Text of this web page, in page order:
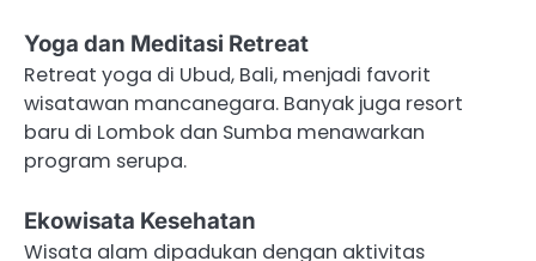
Yoga dan Meditasi Retreat
Retreat yoga di Ubud, Bali, menjadi favorit
wisatawan mancanegara. Banyak juga resort
baru di Lombok dan Sumba menawarkan
program serupa.
Ekowisata Kesehatan
Wisata alam dipadukan dengan aktivitas